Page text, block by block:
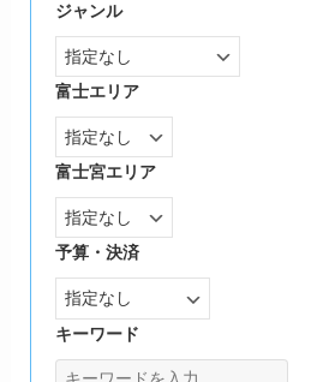
ジャンル
富士エリア
富士宮エリア
予算・決済
キーワード